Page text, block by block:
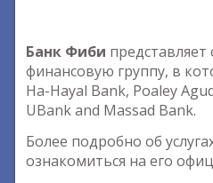
Банк Фиби
финансовую группу, в
Ha-Hayal Bank, Poaley
UBank and Massad Bank.
Более подробно об
ознакомиться на его